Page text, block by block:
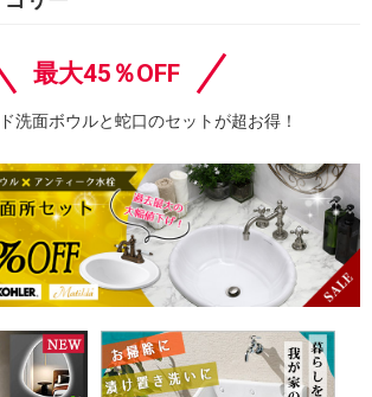
最大45％OFF
洗面ボウルと蛇口のセットが超お得！